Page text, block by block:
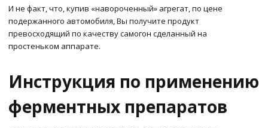
И не факт, что, купив «навороченный» агрегат, по цене
подержанного автомобиля, Вы получите продукт
превосходящий по качеству самогон сделанный на
простеньком аппарате.
Инструкция по применению
ферментных препаратов